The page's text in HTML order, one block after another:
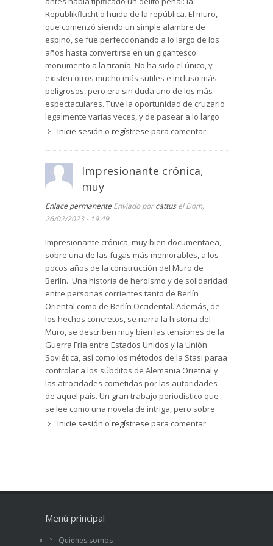
Republikflucht o huida de la república. El muro,
que comenzó siendo un simple alambre de
espino, se fue perfeccionando a lo largo de los
años hasta convertirse en un gigantesco
monumento a la tiranía. No ha sido el único, y
existen otros mucho más sutiles e incluso más
peligrosos, pero era sin duda uno de los más
espectaculares. Tuve la oportunidad de cruzarlo
legalmente varias veces, y de pasear a lo largo
de las dos fronteras, la oriental y la occidental, y
perdieron la vida en el intento de huir del
régimen comunista.
Este libro no es propiamente una novela, a pesar
del estilo natrativo, sino una crónica periodística
de la historia de la RDA, de sus personajes
su régimen. El elemento central es el muro, y un
túnel construido por un grupo de estudiantes a
lo largo de 1962 para permitir que varias
docenas de personas lograran huir en una sola
tarde, antes de que las fugas de agua
destruyeran la estructura de unos 140 metros de
largo, situada a unos 4 metros por debajo de la
Bernauer Str., una de las calles más
emblemáticas del Berlín del Siglo XX.
Para quien ha vivido muchos años en Alemania y
ha sido testigo directo de su caída, la narración
resulta un poco lenta, con algunas explicaciones
innecesarias, tanto históricas como lingüísticas.
No obstante, la vida de las personas
involucradas en este proyecto, así como la de un
se cobró tantas vidas en una época de la Guerra
Fría en la que cualquier incidente habría
provocado un conflicto nuclear de
Inicie sesión o regístrese para comentar
Impresionante crónica,
muy
Enlace permanente Enviado porcattusel Dom,
26/02/2023 - 19:49
Impresionante crónica, muy bien documentaea,
sobre una de las fugas más memorables, a los
pocos años de la construcción del Muro de
Berlín. Una historia de heroísmo y de solidaridad
entre personas corrientes tanto de Berlín
Oriental como de Berlín Occidental. Además, de
los hechos concretos, se narra la historia del
Muro, se describen muy bien las tensiones de la
Guerra Fría entre Estados Unidos y la Unión
Soviética, así como los métodos de la Stasi paraa
controlar a los súbditos de Alemania Orietnal y
las atrocidades cometidas por las autoridades
de aquel país. Un gran trabajo periodístico que
se lee como una novela de intriga, pero sobre
unos hechos que sucedieron a principios de los
Inicie sesión o regístrese para comentar
Menú principal
Quiénes somos